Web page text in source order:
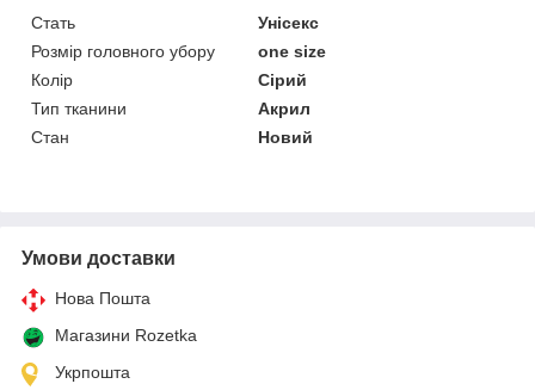
Стать
Унісекс
Розмір головного убору
one size
Колір
Сірий
Тип тканини
Акрил
Стан
Новий
Умови доставки
Нова Пошта
Магазини Rozetka
Укрпошта